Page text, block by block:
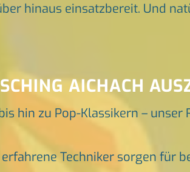
hinaus einsatzbereit. Und
AICHACH
hin zu Pop-Klassikern –
Techniker sorgen für